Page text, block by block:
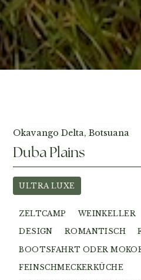
Okavango Delta, Botsuana
Duba Plains
ULTRA LUXE
ZELTCAMP WEINKELLER
DESIGN ROMANTISCH
BOOTSFAHRT ODER
FEINSCHMECKERKÜCHE